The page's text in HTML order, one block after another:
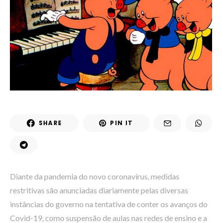
SHARE PIN IT
Diante da pandemia do novo coronavírus, medidas
restritivas são anunciadas diariamente pelas diversas
instâncias do governo na tentativa de conter os avanços do
Covid-19, como suspensão de aulas nas redes de ensino e a